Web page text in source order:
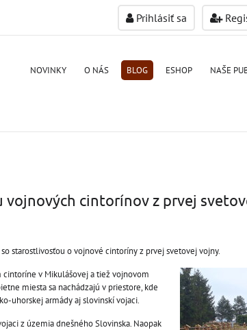
Prihlásiť sa
NOVINKY O NÁS BLOG ESHOP NAŠE
vojnových cintorínov z prvej
starostlivosťou o vojnové cintoríny z prvej svetovej vojny.
v Mikulášovej a tiež vojnovom
miesta sa nachádzajú v priestore, kde
uhorskej armády aj slovinskí vojaci.
z územia dnešného Slovinska. Naopak